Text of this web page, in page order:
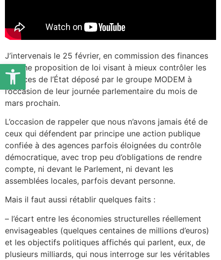
Ouvrir la barre d’outils
J’intervenais le 25 février, en commission des finances
sur une proposition de loi visant à mieux contrôler les
agences de l’État déposé par le groupe MODEM à
l’occasion de leur journée parlementaire du mois de
mars prochain.
L’occasion de rappeler que nous n’avons jamais été de
ceux qui défendent par principe une action publique
confiée à des agences parfois éloignées du contrôle
démocratique, avec trop peu d’obligations de rendre
compte, ni devant le Parlement, ni devant les
assemblées locales, parfois devant personne.
Mais il faut aussi rétablir quelques faits :
– l’écart entre les économies structurelles réellement
envisageables (quelques centaines de millions d’euros)
et les objectifs politiques affichés qui parlent, eux, de
plusieurs milliards, qui nous interroge sur les véritables